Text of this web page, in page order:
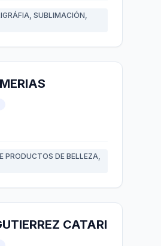
SUBLIMACIÓN,
PRODUCTOS DE BELLEZA,
CATARI